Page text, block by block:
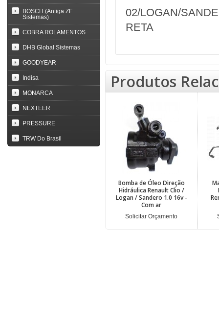
BOSCH (Antiga ZF
Sistemas)
COBRA ROLAMENTOS
DHB Global Sistemas
GOODYEAR
Indisa
MONARCA
NEXTEER
PRESSURE
TRW Do Brasil
02/LOGAN/
RETA
Produtos
Bomba de Óleo Direção
Hidráulica Renault Clio /
Logan / Sandero 1.0 16v -
Com ar
Solicitar Orçamento